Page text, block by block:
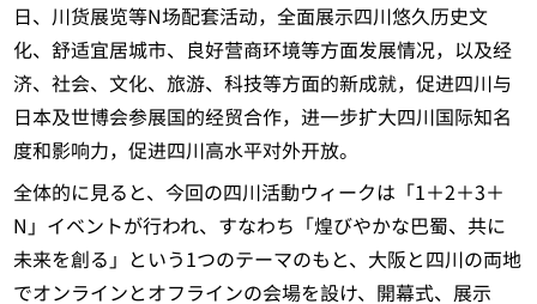
日、川货展览等N场配套活动，全面展示四川悠久历史文
化、舒适宜居城市、良好营商环境等方面发展情况，以及经
济、社会、文化、旅游、科技等方面的新成就，促进四川与
日本及世博会参展国的经贸合作，进一步扩大四川国际知名
度和影响力，促进四川高水平对外开放。
全体的に見ると、今回の四川活動ウィークは「1＋2＋3＋
N」イベントが行われ、すなわち「煌びやかな巴蜀、共に
未来を創る」という1つのテーマのもと、大阪と四川の両地
でオンラインとオフラインの会場を設け、開幕式、展示